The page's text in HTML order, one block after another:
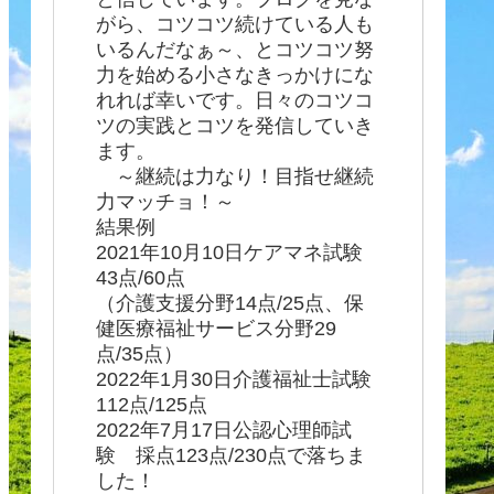
がら、コツコツ続けている人も
いるんだなぁ～、とコツコツ努
力を始める小さなきっかけにな
れれば幸いです。日々のコツコ
ツの実践とコツを発信していき
ます。
～継続は力なり！目指せ継続
力マッチョ！～
結果例
2021年10月10日ケアマネ試験
43点/60点
（介護支援分野14点/25点、保
健医療福祉サービス分野29
点/35点）
2022年1月30日介護福祉士試験
112点/125点
2022年7月17日公認心理師試
験 採点123点/230点で落ちま
した！